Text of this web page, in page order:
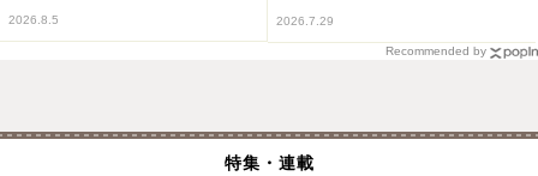
2026.8.5 2026.7.29
Recommended by
特集・連載